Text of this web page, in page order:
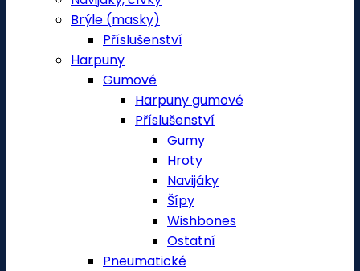
Brýle (masky)
Příslušenství
Harpuny
Gumové
Harpuny gumové
Příslušenství
Gumy
Hroty
Navijáky
Šípy
Wishbones
Ostatní
Pneumatické